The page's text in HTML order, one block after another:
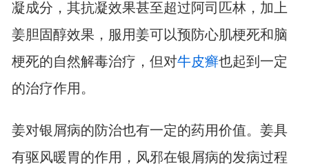
凝成分，其抗凝效果甚至超过阿司匹林，加上
姜胆固醇效果，服用姜可以预防心肌梗死和脑
梗死的自然解毒治疗，但对牛皮癣也起到一定
的治疗作用。
姜对银屑病的防治也有一定的药用价值。姜具
有驱风暖胃的作用，风邪在银屑病的发病过程